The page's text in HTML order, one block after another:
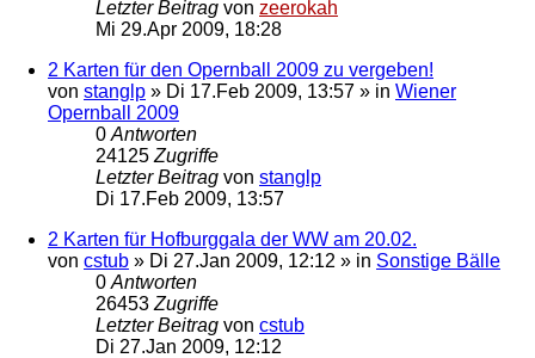
Letzter Beitrag von zeerokah
Mi 29.Apr 2009, 18:28
2 Karten für den Opernball 2009 zu vergeben!
von stanglp » Di 17.Feb 2009, 13:57 » in Wiener
Opernball 2009
0 Antworten
24125 Zugriffe
Letzter Beitrag von stanglp
Di 17.Feb 2009, 13:57
2 Karten für Hofburggala der WW am 20.02.
von cstub » Di 27.Jan 2009, 12:12 » in Sonstige Bälle
0 Antworten
26453 Zugriffe
Letzter Beitrag von cstub
Di 27.Jan 2009, 12:12